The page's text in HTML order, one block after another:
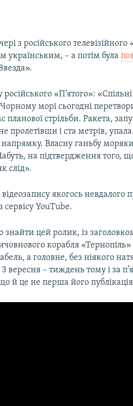
з російського телевізійного
українським, – а потім була
«П’ятого»:
морі сьогодні
планової стрільби. Ракета,
пролетівши і ста метрів, упала
напрямку. Власну ганьбу
на підтвердження того,
слід».
якогось невдалого
сервісу YouTube.
знайти цей ролик, із
корабля «Тернопіль»
а головне, без ніякого
вересня – тиждень тому і за
й це не перша його